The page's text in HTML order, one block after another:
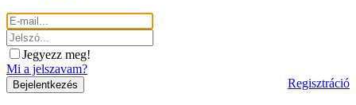
Jegyezz meg!
Mi a jelszavam?
Regisztráció